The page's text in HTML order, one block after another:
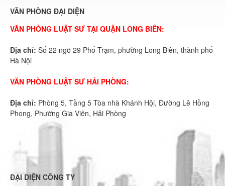
VĂN PHÒNG ĐẠI DIỆN
VĂN PHÒNG LUẬT SƯ TẠI QUẬN LONG BIÊN:
Địa chỉ: Số 22 ngõ 29 Phố Trạm, phường Long Biên, thành phố
Hà Nội
VĂN PHÒNG LUẬT SƯ HẢI PHÒNG:
Địa chỉ: Phòng 5, Tầng 5 Tòa nhà Khánh Hội, Đường Lê Hồng
Phong, Phường Gia Viên, Hải Phòng
ĐẠI DIỆN CÔNG TY